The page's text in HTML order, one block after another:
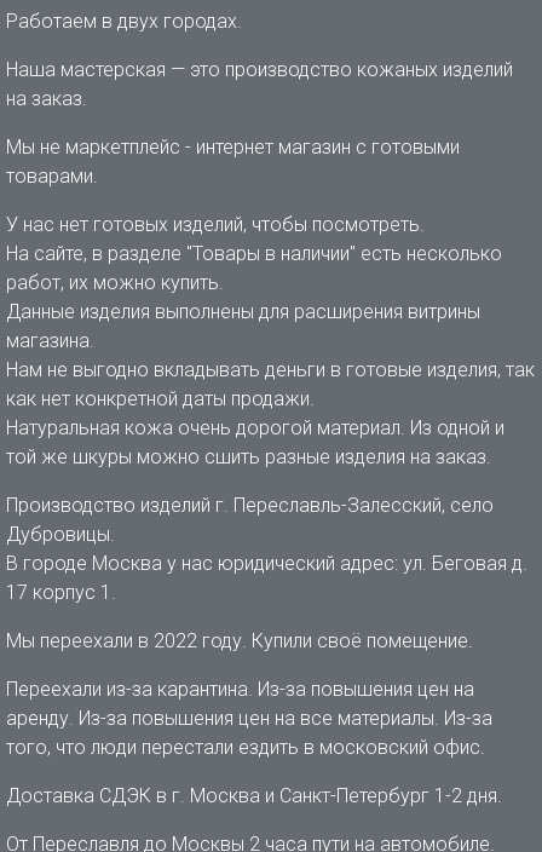
Работаем в двух городах.
Наша мастерская — это производство кожаных изделий
на заказ.
Мы не маркетплейс - интернет магазин с готовыми
товарами.
У нас нет готовых изделий, чтобы посмотреть.
На сайте, в разделе "Товары в наличии" есть несколько
работ, их можно купить.
Данные изделия выполнены для расширения витрины
магазина.
Нам не выгодно вкладывать деньги в готовые изделия, так
как нет конкретной даты продажи.
Натуральная кожа очень дорогой материал. Из одной и
той же шкуры можно сшить разные изделия на заказ.
Производство изделий г. Переславль-Залесский, село
Дубровицы.
В городе Москва у нас юридический адрес: ул. Беговая д.
17 корпус 1.
Мы переехали в 2022 году. Купили своё помещение.
Переехали из-за карантина. Из-за повышения цен на
аренду. Из-за повышения цен на все материалы. Из-за
того, что люди перестали ездить в московский офис.
Доставка СДЭК в г. Москва и Санкт-Петербург 1-2 дня.
От Переславля до Москвы 2 часа пути на автомобиле.